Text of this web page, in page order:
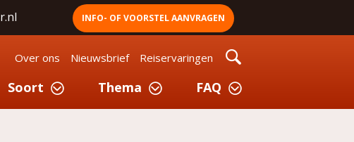
INFO- OF VOORSTEL AANVRAGEN
Over ons Nieuwsbrief Reiservaringen
Soort Thema FAQ